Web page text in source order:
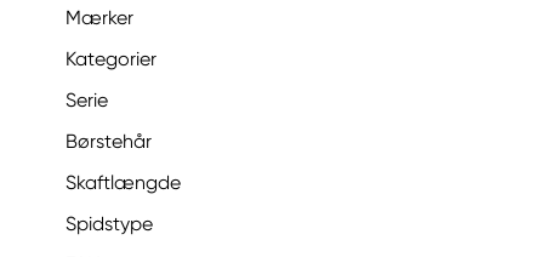
Mærker
Kategorier
Serie
Børstehår
Skaftlængde
Spidstype